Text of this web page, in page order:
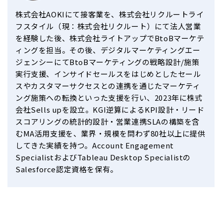
株式会社AOKIにて接客業を、株式会社リクルートライ
フスタイル（現：株式会社リクルート）にて法人営業
を経験した後、株式会社ライトアップでBtoBマーケテ
ィングを担当。その後、デジタルマーケティングエー
ジェンシーにてBtoBマーケティングの戦略設計/施策
実行支援、インサイドセールスをはじめとしたセール
スやカスタマーサクセスとの連携を通じたマーケティ
ング施策への転換といった支援を行い、2023年に株式
会社Sells upを設立。KGI逆算によるKPI設計・リード
スコアリングの統計的設計・営業連携SLAの構築を含
むMA活用支援を、業界・規模を問わず80社以上に提供
してきた実績を持つ。Account Engagement
SpecialistおよびTableau Desktop Specialistの
Salesforce認定資格を保有。